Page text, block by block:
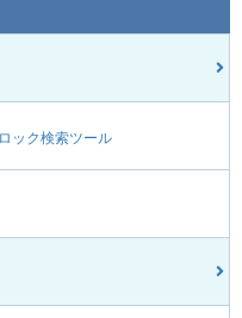
ック検索ツール